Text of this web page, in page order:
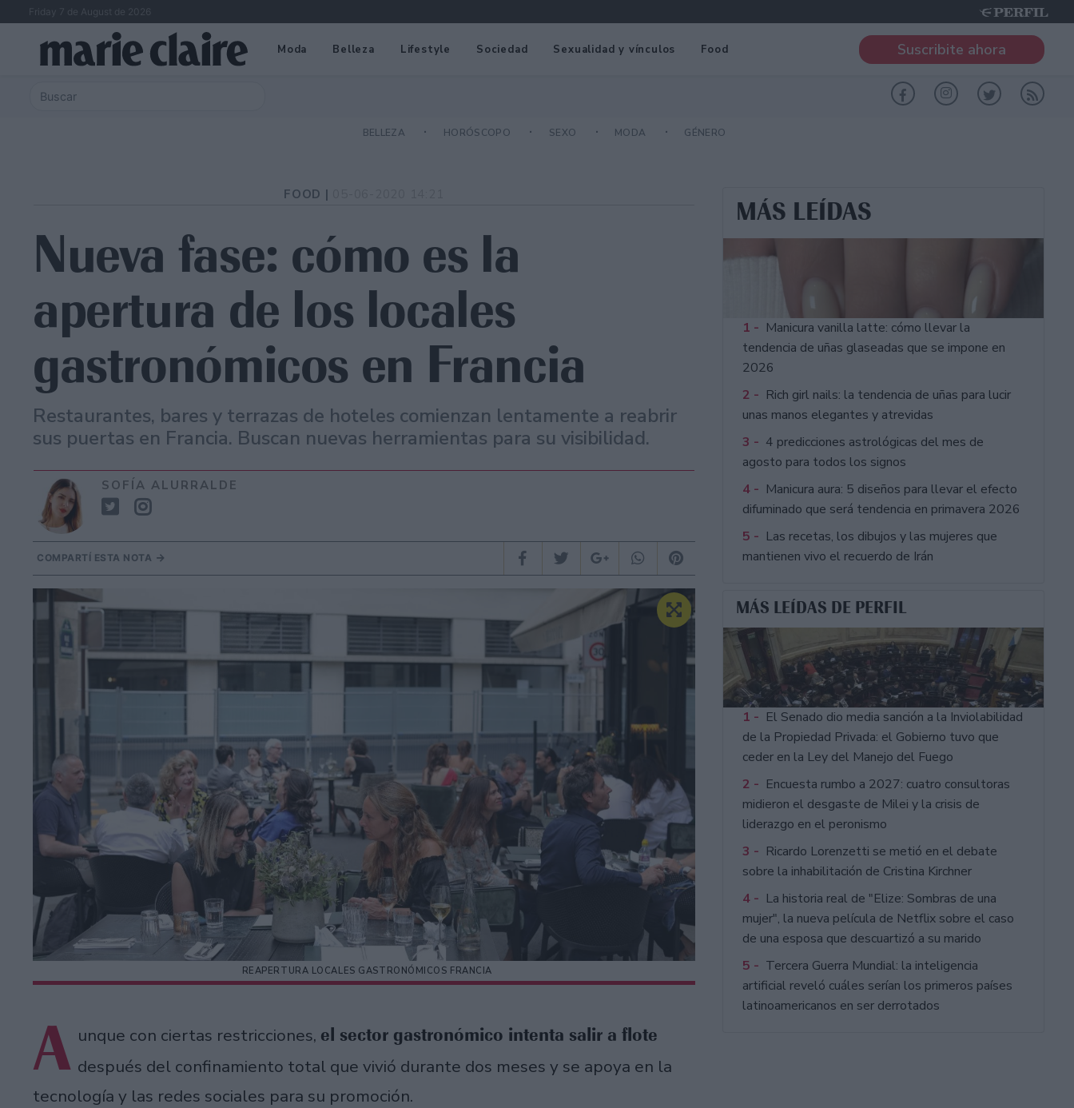
Friday 7 de August de 2026
Moda Belleza Lifestyle Sociedad Sexualidad y vínculos Food Suscribite ahora
BELLEZA HORÓSCOPO SEXO MODA GÉNERO
FOOD |
Nueva fase: cómo es la
apertura de los locales
gastronómicos en Francia
Restaurantes, bares y terrazas de hoteles comienzan lentamente a reabrir
sus puertas en Francia. Buscan nuevas herramientas para su visibilidad.
SOFÍA ALURRALDE
COMPARTÍ ESTA NOTA
REAPERTURA LOCALES GASTRONÓMICOS FRANCIA
A unque con ciertas restricciones, el sector gastronómico intenta salir a flote
después del confinamiento total que vivió durante dos meses y se apoya en la
tecnología y las redes sociales para su promoción.
MÁS LEÍDAS
1 - Manicura vanilla latte: cómo llevar la
tendencia de uñas glaseadas que se impone en
2026
2 - Rich girl nails: la tendencia de uñas para lucir
unas manos elegantes y atrevidas
3 - 4 predicciones astrológicas del mes de
agosto para todos los signos
4 - Manicura aura: 5 diseños para llevar el efecto
difuminado que será tendencia en primavera 2026
5 - Las recetas, los dibujos y las mujeres que
mantienen vivo el recuerdo de Irán
MÁS LEÍDAS DE PERFIL
1 - El Senado dio media sanción a la Inviolabilidad
de la Propiedad Privada: el Gobierno tuvo que
ceder en la Ley del Manejo del Fuego
2 - Encuesta rumbo a 2027: cuatro consultoras
midieron el desgaste de Milei y la crisis de
liderazgo en el peronismo
3 - Ricardo Lorenzetti se metió en el debate
sobre la inhabilitación de Cristina Kirchner
4 - La historia real de "Elize: Sombras de una
mujer", la nueva película de Netflix sobre el caso
de una esposa que descuartizó a su marido
5 - Tercera Guerra Mundial: la inteligencia
artificial reveló cuáles serían los primeros países
latinoamericanos en ser derrotados